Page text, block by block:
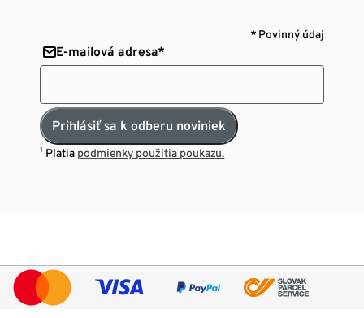
* Povinný údaj
E-mailová adresa*
Prihlásiť sa k odberu noviniek
¹ Platia podmienky použitia poukazu.